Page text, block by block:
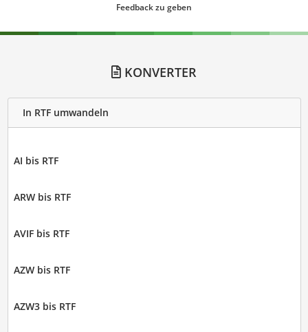
Feedback zu geben
KONVERTER
In RTF umwandeln
AI bis RTF
ARW bis RTF
AVIF bis RTF
AZW bis RTF
AZW3 bis RTF